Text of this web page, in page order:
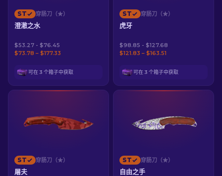
ST 穿肠刀（★）
澄澈之水
$53.27 - $76.45
$73.78 – $177.33
可在 3 个箱子中获取
ST 穿肠刀（★）
虎牙
$98.85 - $127.68
$121.83 – $163.51
可在 3 个箱子中获取
ST 穿肠刀（★）
屠夫
ST 穿肠刀（★）
自由之手